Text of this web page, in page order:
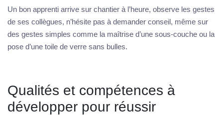
Un bon apprenti arrive sur chantier à l’heure, observe les gestes
de ses collègues, n’hésite pas à demander conseil, même sur
des gestes simples comme la maîtrise d’une sous-couche ou la
pose d’une toile de verre sans bulles.
Qualités et compétences à
développer pour réussir